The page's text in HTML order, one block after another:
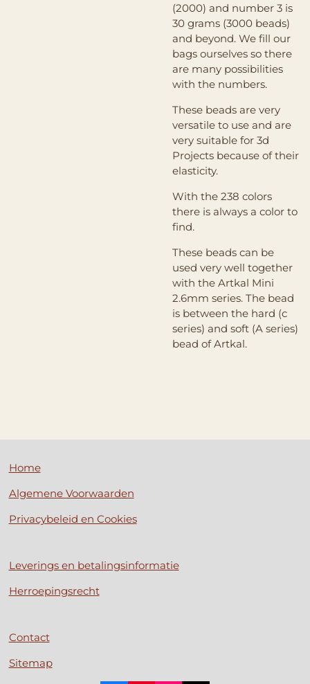
(2000) and number 3 is
30 grams (3000 beads)
and beyond. We fill our
bags ourselves so there
are many possibilities
with the numbers.
These beads are very
versatile to use and are
very suitable for 3d
Projects because of their
elasticity.
With the 238 colors
there is always a color to
find.
These beads can be
used very well together
with the Artkal Mini
2.6mm series. The bead
is between the hard (c
series) and soft (A series)
bead of Artkal.
Home
Algemene Voorwaarden
Privacybeleid en Cookies
Leverings en betalingsinformatie
Herroepingsrecht
Contact
Sitemap